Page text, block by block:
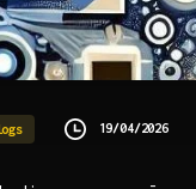
19/04/2026